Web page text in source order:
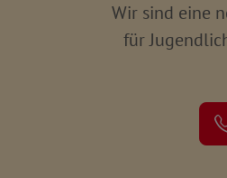
Wir sind eine
für